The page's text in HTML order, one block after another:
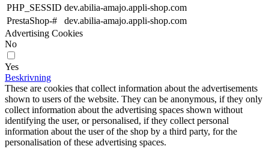
PHP_SESSID dev.abilia-amajo.appli-shop.com
PrestaShop-#
dev.abilia-amajo.appli-shop.com
Advertising Cookies
No
Yes
Beskrivning
These are cookies that collect information about the advertisements
shown to users of the website. They can be anonymous, if they only
collect information about the advertising spaces shown without
identifying the user, or personalised, if they collect personal
information about the user of the shop by a third party, for the
personalisation of these advertising spaces.